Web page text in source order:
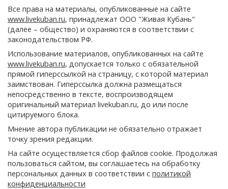
Все права на материалы, опубликованные на сайте
www.livekuban.ru, принадлежат ООО "Живая Кубань"
(далее – общество) и охраняются в соответствии с
законодательством РФ.
Использование материалов, опубликованных на сайте
www.livekuban.ru, допускается только с обязательной
прямой гиперссылкой на страницу, с которой материал
заимствован. Гиперссылка должна размещаться
непосредственно в тексте, воспроизводящем
оригинальный материал livekuban.ru, до или после
цитируемого блока.
Мнение автора публикации не обязательно отражает
точку зрения редакции.
На сайте осуществляется сбор файлов cookie. Продолжая
пользоваться сайтом, вы соглашаетесь на обработку
персональных данных в соответствии с политикой
конфиденциальности